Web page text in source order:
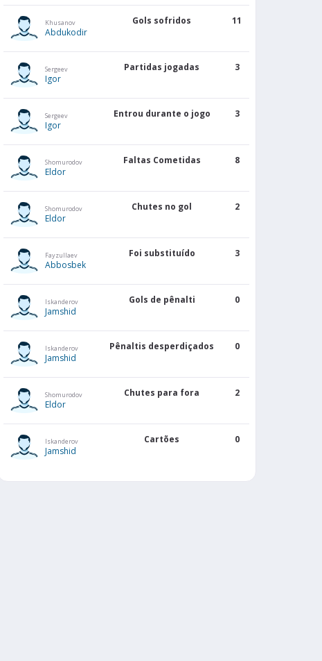
Khusanov
Abdukodir
Gols sofridos 11
Sergeev
Igor
Partidas jogadas 3
Sergeev
Igor
Entrou durante o jogo 3
Shomurodov
Eldor
Faltas Cometidas 8
Shomurodov
Eldor
Chutes no gol 2
Fayzullaev
Abbosbek
Foi substituído 3
Iskanderov
Jamshid
Gols de pênalti 0
Iskanderov
Jamshid
Pênaltis desperdiçados 0
Shomurodov
Eldor
Chutes para fora 2
Iskanderov
Jamshid
Cartões 0